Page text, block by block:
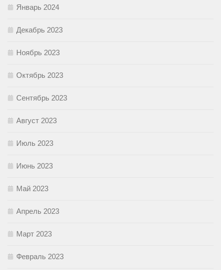
Январь 2024
Декабрь 2023
Ноябрь 2023
Октябрь 2023
Сентябрь 2023
Август 2023
Июль 2023
Июнь 2023
Май 2023
Апрель 2023
Март 2023
Февраль 2023